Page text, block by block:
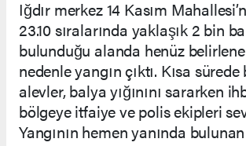
Iğdır merkez 14 Kasım
23.10 sıralarında yaklaşık 2 bin
bulunduğu alanda henüz
nedenle yangın çıktı. Kısa
alevler, balya yığınını sararken
bölgeye itfaiye ve polis ekipleri
Yangının hemen yanında